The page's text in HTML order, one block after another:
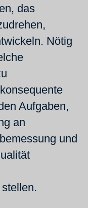
das
Nötig
Aufgaben,
an
und